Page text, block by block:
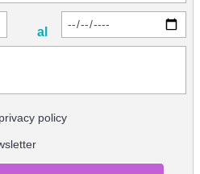
al
privacy policy